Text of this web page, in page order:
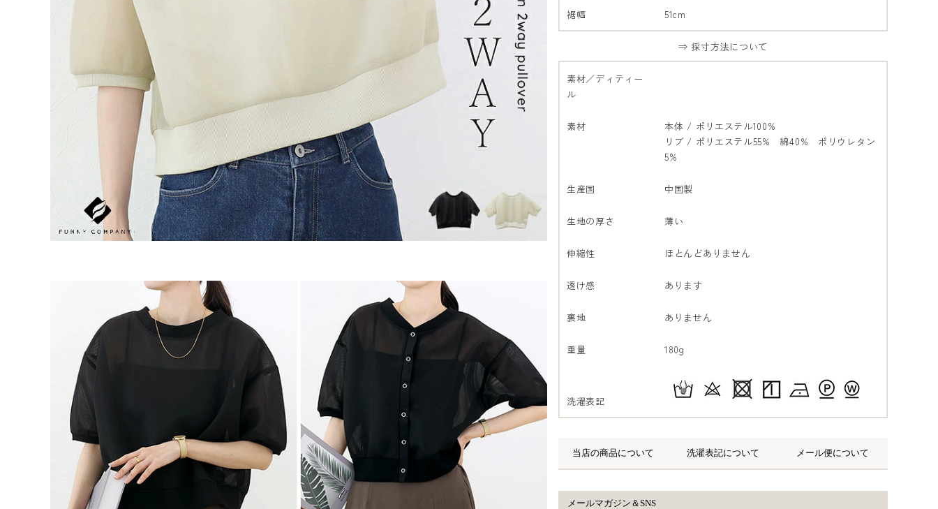
裾幅 51cm
⇒ 採寸方法について
素材／ディティー
ル
素材
本体 / ポリエステル100%
リブ / ポリエステル55% 綿40% ポリウレタン
5%
生産国 中国製
生地の厚さ 薄い
伸縮性 ほとんどありません
透け感 あります
裏地 ありません
重量 180g
洗濯表記